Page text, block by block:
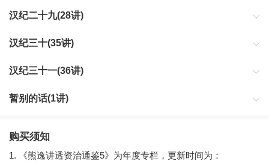
汉纪二十九(28讲)
汉纪三十(35讲)
汉纪三十一(36讲)
暂别的话(1讲)
购买须知
1. 《熊逸讲透资治通鉴5》为年度专栏，更新时间为：